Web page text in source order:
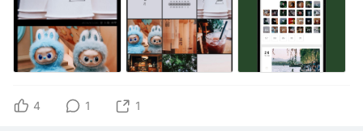
4 1 1